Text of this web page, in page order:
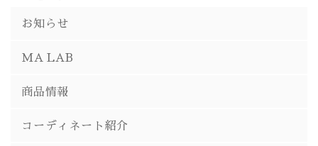
お知らせ
MA LAB
商品情報
コーディネート紹介